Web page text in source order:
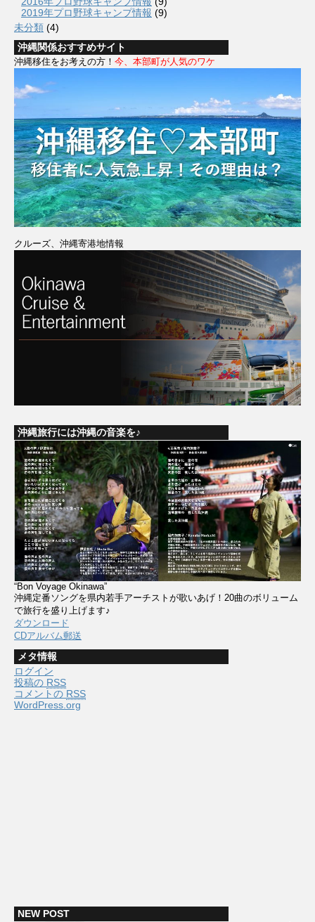
2019年プロ野球キャンプ情報 (9)
未分類 (4)
沖縄関係おすすめサイト
沖縄移住をお考えの方！ 今、本部町が人気のワケ
クルーズ、沖縄寄港地情報
沖縄旅行には沖縄の音楽を♪
“Bon Voyage Okinawa”
沖縄定番ソングを県内若手アーチストが歌いあげ！20曲のボリューム
で旅行を盛り上げます♪
ダウンロード
CDアルバム郵送
メタ情報
ログイン
投稿の RSS
コメントの RSS
WordPress.org
NEW POST